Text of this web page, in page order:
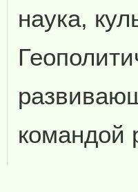
наука,
командой